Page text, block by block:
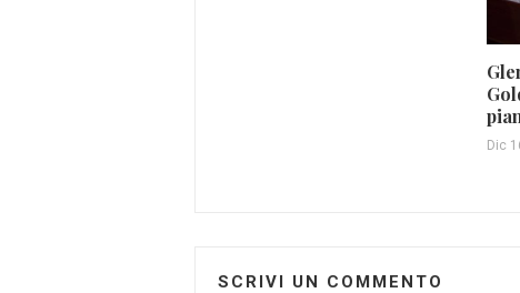
Dic
SCRIVI UN COMMENTO